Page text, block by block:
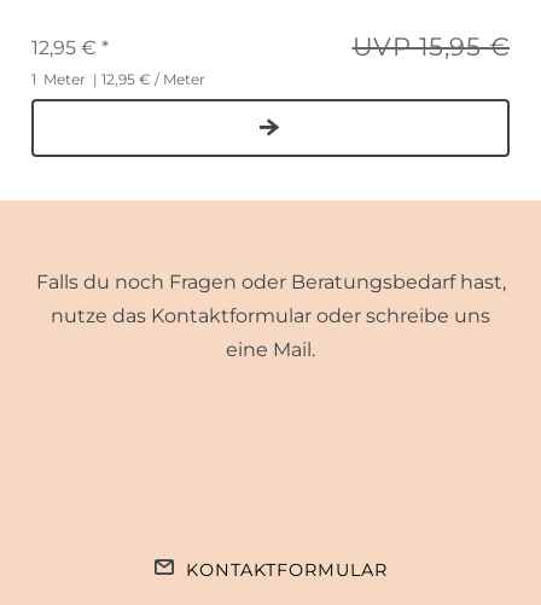
UVP 15,95 €
12,95 € *
1 Meter | 12,95 € / Meter
Falls du noch Fragen oder Beratungsbedarf hast,
nutze das Kontaktformular oder schreibe uns
eine Mail.
KONTAKTFORMULAR